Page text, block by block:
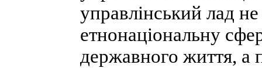
управлінський лад
етнонаціональну
державного життя, а